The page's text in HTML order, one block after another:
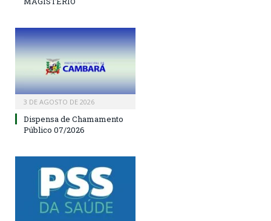
3 DE AGOSTO DE 2026
Dispensa de Chamamento
Público 07/2026